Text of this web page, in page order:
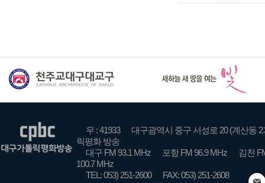
우 : 41933
대구광역시 중구 서성로 20 (계산동 2
릭평화 방송
대구 FM 93.1 MHz
포항 FM 96.9 MHz
김천
100.7 MHz
TEL: 053) 251-2600
FAX: 053) 251-2608